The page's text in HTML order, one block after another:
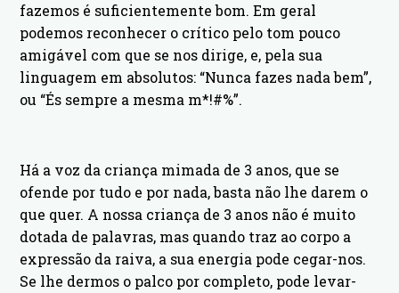
fazemos é suficientemente bom. Em geral
podemos reconhecer o crítico pelo tom pouco
amigável com que se nos dirige, e, pela sua
linguagem em absolutos: “Nunca fazes nada bem”,
ou “És sempre a mesma m*!#%”.
Há a voz da criança mimada de 3 anos, que se
ofende por tudo e por nada, basta não lhe darem o
que quer. A nossa criança de 3 anos não é muito
dotada de palavras, mas quando traz ao corpo a
expressão da raiva, a sua energia pode cegar-nos.
Se lhe dermos o palco por completo, pode levar-